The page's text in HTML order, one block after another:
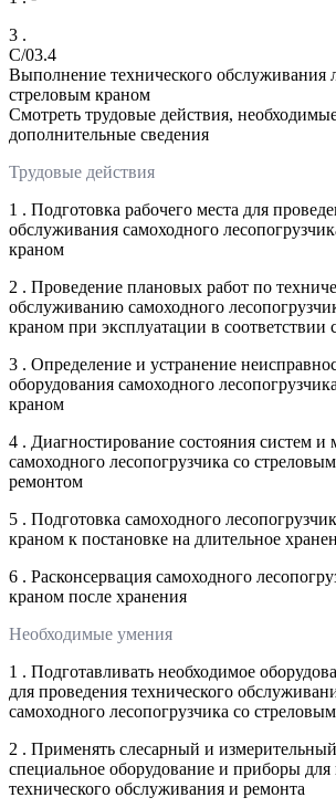
3 .
C/03.4
Выполнение технического обслуживания
стреловым краном
Смотреть трудовые действия,
дополнительные сведения
Трудовые действия
1 . Подготовка рабочего места для
обслуживания самоходного
краном
2 . Проведение плановых работ по
обслуживанию самоходного
краном при эксплуатации в соответствии
3 . Определение и устранение
оборудования самоходного
краном
4 . Диагностирование состояния систем и
самоходного лесопогрузчика со
ремонтом
5 . Подготовка самоходного
краном к постановке на длительное
6 . Расконсервация самоходного
краном после хранения
Необходимые умения
1 . Подготавливать необходимое
для проведения технического
самоходного лесопогрузчика со
2 . Применять слесарный и
специальное оборудование и приборы для
технического обслуживания и ремонта